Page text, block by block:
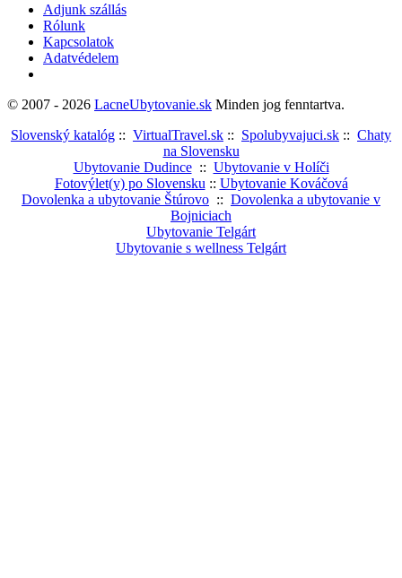
Adjunk szállás
Rólunk
Kapcsolatok
Adatvédelem
© 2007 - 2026 LacneUbytovanie.sk Minden jog fenntartva.
Slovenský katalóg :: VirtualTravel.sk :: Spolubyvajuci.sk :: Chaty
na Slovensku
Ubytovanie Dudince :: Ubytovanie v Holíči
Fotovýlet(y) po Slovensku :: Ubytovanie Kováčová
Dovolenka a ubytovanie Štúrovo :: Dovolenka a ubytovanie v
Bojniciach
Ubytovanie Telgárt
Ubytovanie s wellness Telgárt